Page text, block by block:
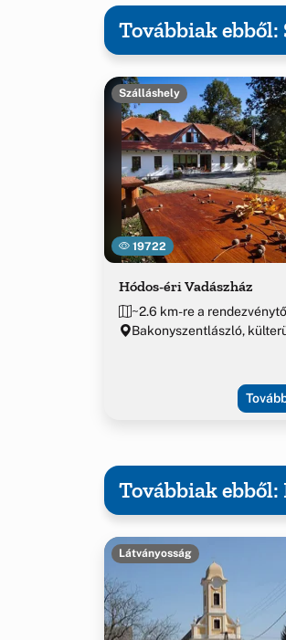
Továbbiak
19722
Szálláshely
Hódos-éri Vadászház
~2.6 km-re a
Bakonyszentlászló,
Továbbiak
Látványosság